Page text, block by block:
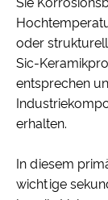
oder
Sic-
entsprechen
erhalten.
In diesem
wichtige